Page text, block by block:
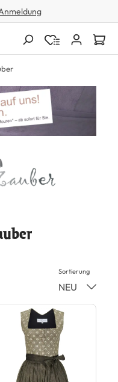
Sortierung
NEU